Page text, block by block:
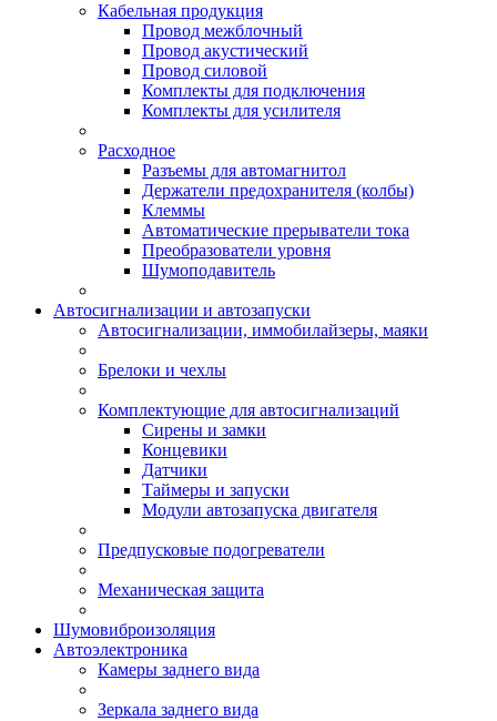
Кабельная продукция
Провод межблочный
Провод акустический
Провод силовой
Комплекты для подключения
Комплекты для усилителя
Расходное
Разъемы для автомагнитол
Держатели предохранителя (колбы)
Клеммы
Автоматические прерыватели тока
Преобразователи уровня
Шумоподавитель
Автосигнализации и автозапуски
Автосигнализации, иммобилайзеры, маяки
Брелоки и чехлы
Комплектующие для автосигнализаций
Сирены и замки
Концевики
Датчики
Таймеры и запуски
Модули автозапуска двигателя
Предпусковые подогреватели
Механическая защита
Шумовиброизоляция
Автоэлектроника
Камеры заднего вида
Зеркала заднего вида